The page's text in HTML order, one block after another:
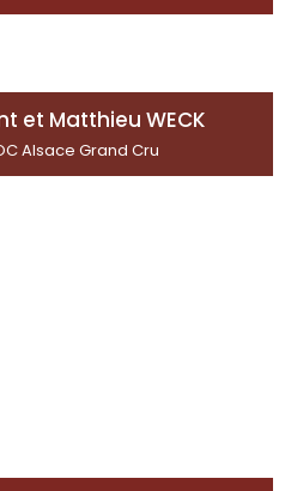
et Matthieu WECK
Alsace Grand Cru